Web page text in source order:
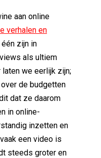
aan online
verhalen en
zijn in
als ultiem
laten we eerlijk zijn;
de budgetten
dat ze daarom
in online-
inzetten en
een video is
steeds groter en